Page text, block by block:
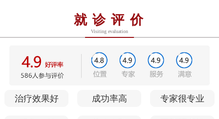
就诊评价
Visiting evaluation
治疗效果好 成功率高 专家很专业